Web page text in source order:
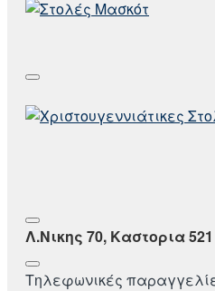
Λ.Νικης 70, Καστορια
Τηλεφωνικές